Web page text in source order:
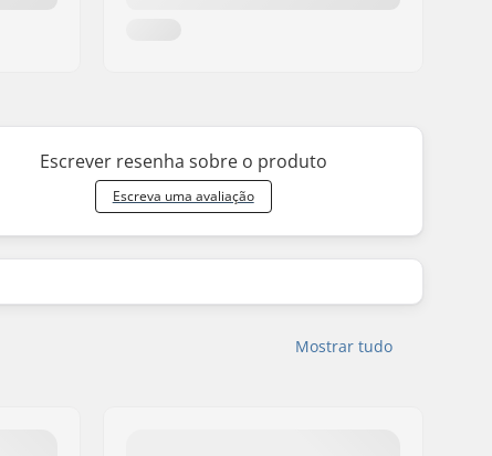
Escrever resenha sobre o produto
Escreva uma avaliação
Mostrar tudo